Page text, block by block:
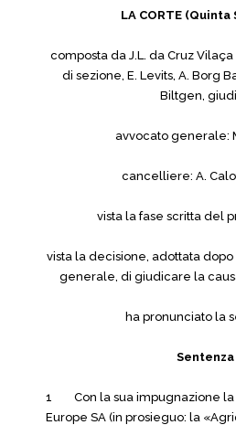
LA CORTE (Quinta
composta da J.L. da Cruz
di sezione, E. Levits, A. Borg
Biltgen,
avvocato generale:
cancelliere: A.
vista la fase scritta del
vista la decisione, adottata dopo
generale, di giudicare la
ha pronunciato la
Sentenza
1 Con la sua impugnazione la
Europe SA (in prosieguo: la